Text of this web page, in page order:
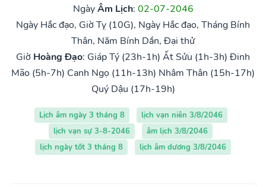
NgàyÂm Lịch: 02-07-2046
Ngày Hắc đạo, Giờ Tỵ (10G), Ngày Hắc đạo, Tháng Bính
Thân, Năm Bính Dần, Đại thử
Giờ Hoàng Đạo: Giáp Tý (23h-1h) Ất Sửu (1h-3h) Đinh
Mão (5h-7h) Canh Ngọ (11h-13h) Nhâm Thân (15h-17h)
Quý Dậu (17h-19h)
Lịch âm ngày 3 tháng 8
lịch vạn niên 3/8/2046
lịch vạn sự 3-8-2046
âm lịch 3/8/2046
lịch ngày tốt 3 tháng 8
lịch âm dương 3/8/2046